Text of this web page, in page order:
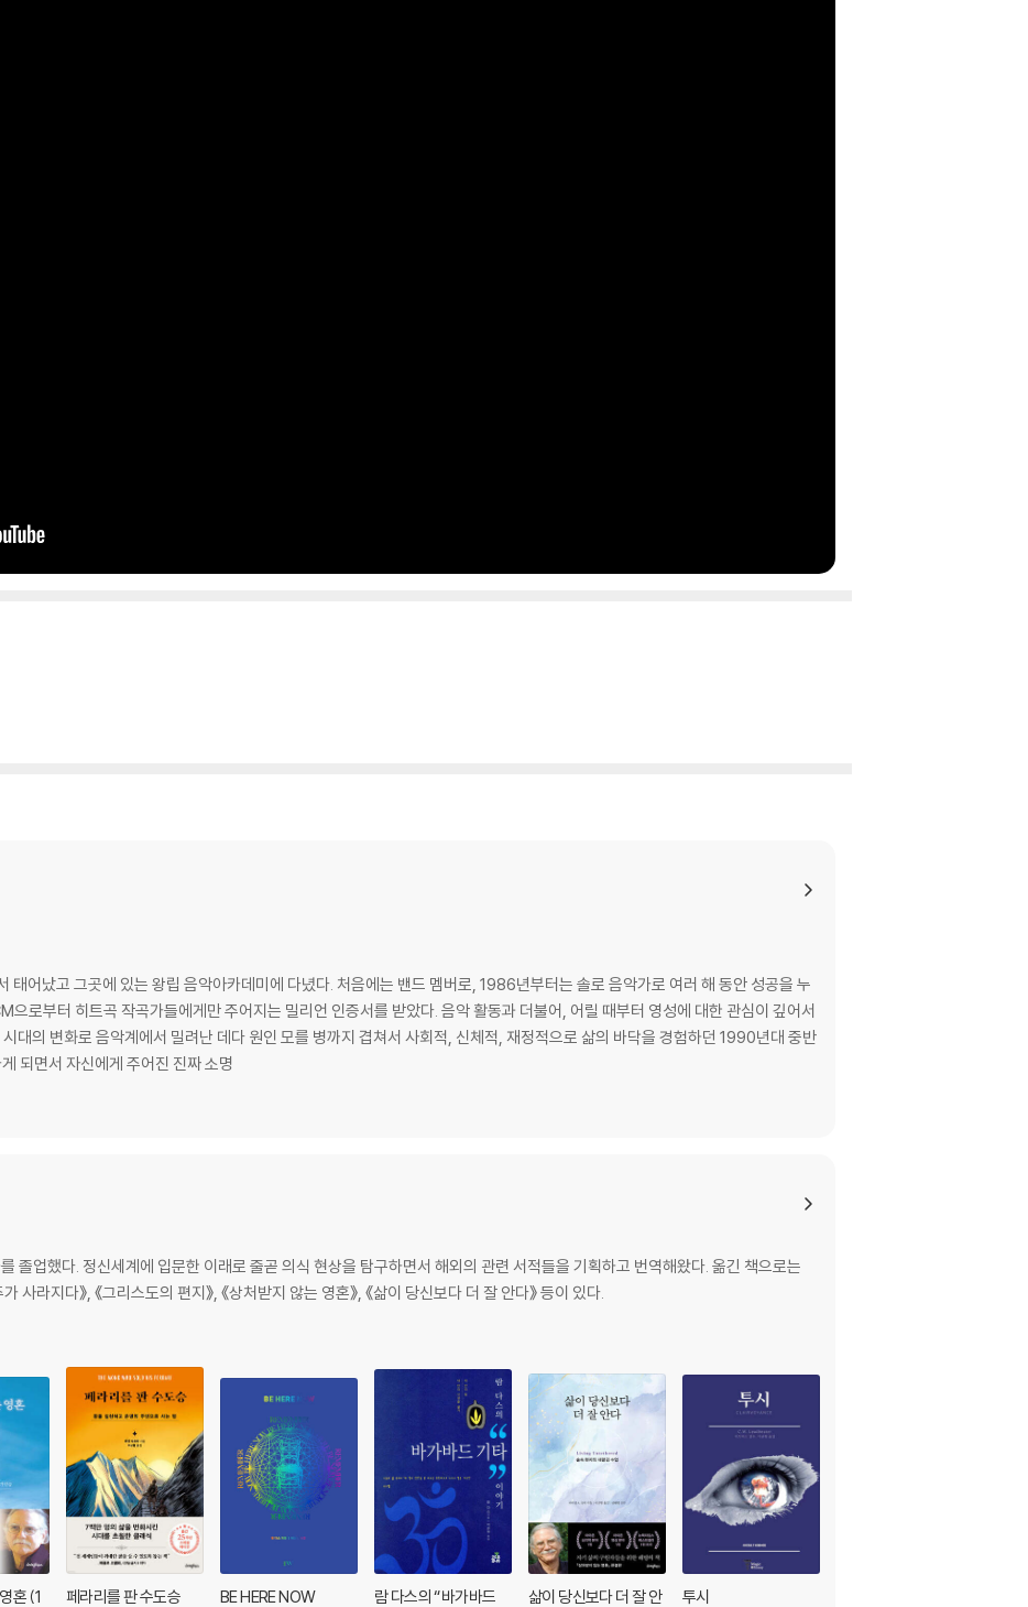
어났고 그곳에 있는 왕립 음악아카데미에 다녔다. 처음에는 밴드 멤버로, 1986년부터는 솔로 음악가로 여러 해 동안 성공을 누
들에게만 주어지는 밀리언 인증서를 받았다. 음악 활동과 더불어, 어릴 때부터 영성에 대한 관심이 깊어서
대의 변화로 음악계에서 밀려난 데다 원인 모를 병까지 겹쳐서 사회적, 신체적, 재정적으로 삶의 바닥을 경험하던 1990년대 중반
되면서 자신에게 주어진 진짜 소명
졸업했다. 정신세계에 입문한 이래로 줄곧 의식 현상을 탐구하면서 해외의 관련 서적들을 기획하고 번역해왔다. 옮긴 책으로는
가 사라지다》, 《그리스도의 편지》, 《상처받지 않는 영혼》, 《삶이 당신보다 더 잘 안다》 등이 있다.
혼 (1 페라리를 판 수도승 BE HERE NOW 람 다스의 “바가바드 삶이 당신보다 더 잘 안 투시